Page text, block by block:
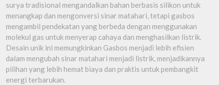
surya tradisional mengandalkan bahan berbasis silikon untuk
menangkap dan mengonversi sinar matahari, tetapi gasbos
mengambil pendekatan yang berbeda dengan menggunakan
molekul gas untuk menyerap cahaya dan menghasilkan listrik.
Desain unik ini memungkinkan Gasbos menjadi lebih efisien
dalam mengubah sinar matahari menjadi listrik, menjadikannya
pilihan yang lebih hemat biaya dan praktis untuk pembangkit
energi terbarukan.